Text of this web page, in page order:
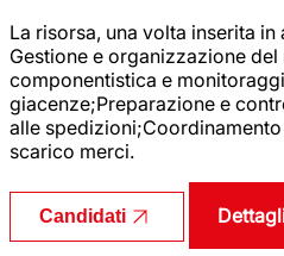
La risorsa, una volta inserita
Gestione e organizzazione
componentistica e
giacenze;Preparazione e
alle
scarico merci.
Candidati